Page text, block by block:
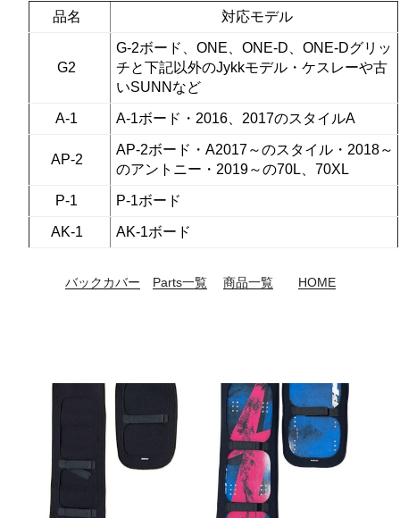
品名 対応モデル
G2
G-2ボード、ONE、ONE-D、ONE-Dグリッ
チと下記以外のJykkモデル・ケスレーや古
いSUNNなど
A-1 A-1ボード・2016、2017のスタイルA
AP-2
AP-2ボード・A2017～のスタイル・2018～
のアントニー・2019～の70L、70XL
P-1 P-1ボード
AK-1 AK-1ボード
バックカバー Parts一覧 商品一覧 HOME